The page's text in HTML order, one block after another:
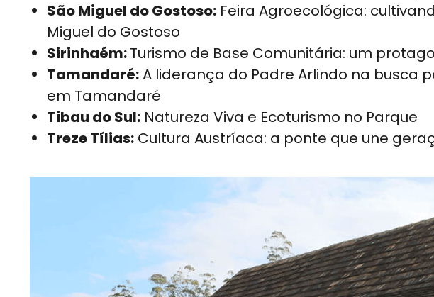
São Miguel do Gostoso: Feira Agroecológica:
Miguel do Gostoso
Sirinhaém:Turismo de Base Comunitária: um
Tamandaré:A liderança do Padre Arlindo na busca
em Tamandaré
Tibau do Sul: Natureza Viva e Ecoturismo no Parque
Treze Tílias: Cultura Austríaca: a ponte que une